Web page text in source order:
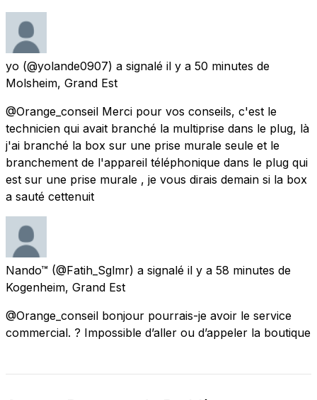
yo (@yolande0907) a signalé il y a 50 minutes de
Molsheim, Grand Est
@Orange_conseil Merci pour vos conseils, c'est le
technicien qui avait branché la multiprise dans le plug, là
j'ai branché la box sur une prise murale seule et le
branchement de l'appareil téléphonique dans le plug qui
est sur une prise murale , je vous dirais demain si la box
a sauté cettenuit
Nando™ (@Fatih_Sglmr) a signalé il y a 58 minutes de
Kogenheim, Grand Est
@Orange_conseil bonjour pourrais-je avoir le service
commercial. ? Impossible d’aller ou d’appeler la boutique